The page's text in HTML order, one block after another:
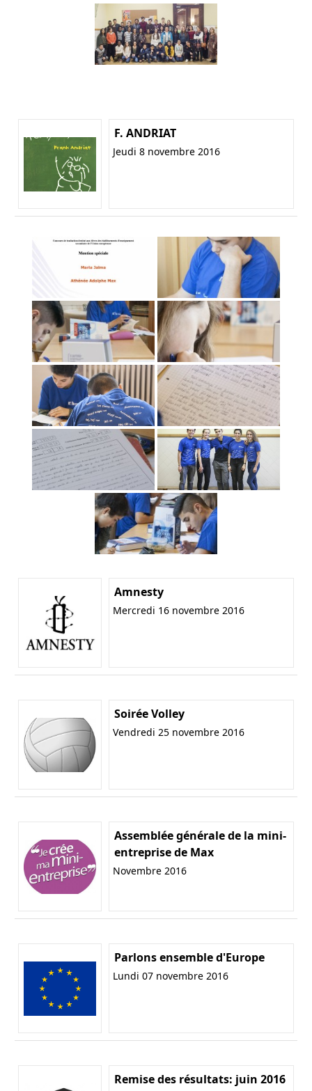
F. ANDRIAT
Jeudi 8 novembre 2016
Amnesty
Mercredi 16 novembre 2016
Soirée Volley
Vendredi 25 novembre 2016
Assemblée générale de la mini-
entreprise de Max
Novembre 2016
Parlons ensemble d'Europe
Lundi 07 novembre 2016
Remise des résultats: juin 2016